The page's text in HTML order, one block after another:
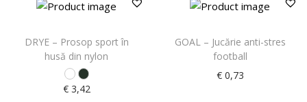
DRYE – Prosop sport în
husă din nylon
€3,42
GOAL – Jucărie anti-stres
football
€0,73